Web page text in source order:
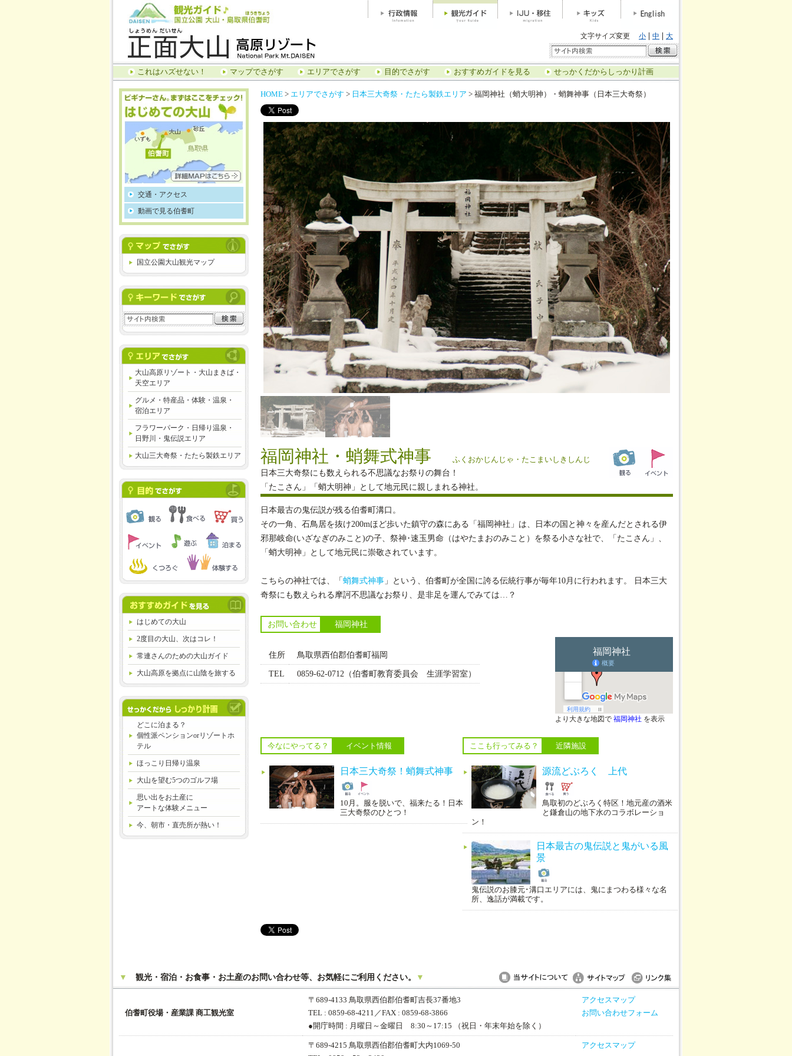
文字サイズ変更 小 中 大
これはハズせない！ マップでさがす エリアでさがす 目的でさがす おすすめガイドを見る せっかくだからしっかり計画
HOME > エリアでさがす > 日本三大奇祭・たたら製鉄エリア > 福岡神社（蛸大明神）・蛸舞神事（日本三大奇祭）
福岡神社・蛸舞式神事 ふくおかじんじゃ・たこまいしきしんじ
日本三大奇祭にも数えられる不思議なお祭りの舞台！
「たこさん」「蛸大明神」として地元民に親しまれる神社。
日本最古の鬼伝説が残る伯耆町溝口。
その一角、石鳥居を抜け200mほど歩いた鎮守の森にある「福岡神社」は、日本の国と神々を産んだとされる伊
邪那岐命(いざなぎのみこと)の子、祭神･速玉男命（はやたまおのみこと）を祭る小さな社で、「たこさん」、
「蛸大明神」として地元民に崇敬されています。
こちらの神社では、「蛸舞式神事 」という、伯耆町が全国に誇る伝統行事が毎年10月に行われます。 日本三大
奇祭にも数えられる摩訶不思議なお祭り、是非足を運んでみては…？
お問い合わせ 福岡神社
住所
鳥取県西伯郡伯耆町福岡
TEL
0859-62-0712（伯耆町教育委員会 生涯学習室）
より大きな地図で 福岡神社 を表示
今なにやってる？ イベント情報
日本三大奇祭！蛸舞式神事
10月。服を脱いで、福来たる！日本
三大奇祭のひとつ！
ここも行ってみる？ 近隣施設
源流どぶろく 上代
鳥取初のどぶろく特区！地元産の酒米
と鎌倉山の地下水のコラボレーショ
ン！
日本最古の鬼伝説と鬼がいる風
景
鬼伝説のお膝元･溝口エリアには、鬼にまつわる様々な名
所、逸話が満載です。
交通・アクセス
動画で見る伯耆町
国立公園大山観光マップ
大山高原リゾート・大山まきば・
天空エリア
グルメ・特産品・体験・温泉・
宿泊エリア
フラワーパーク・日帰り温泉・
日野川・鬼伝説エリア
大山三大奇祭・たたら製鉄エリア
はじめての大山
2度目の大山、次はコレ！
常連さんのための大山ガイド
大山高原を拠点に山陰を旅する
どこに泊まる？
個性派ペンションorリゾートホ
テル
ほっこり日帰り温泉
大山を望む5つのゴルフ場
思い出をお土産に
アートな体験メニュー
今、朝市・直売所が熱い！
▼ 観光・宿泊・お食事・お土産のお問い合わせ等、お気軽にご利用ください。 ▼
伯耆町役場・産業課 商工観光室
〒689-4133 鳥取県西伯郡伯耆町吉長37番地3
TEL : 0859-68-4211 ／FAX : 0859-68-3866
●開庁時間 : 月曜日～金曜日 8:30～17:15
（祝日・年末年始を除く）
アクセスマップ
お問い合わせフォーム
〒689-4215 鳥取県西伯郡伯耆町大内1069-50
アクセスマップ